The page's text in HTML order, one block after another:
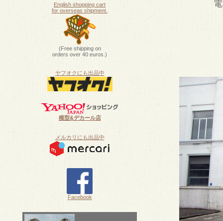
English shopping cart
for overseas shipment.
(Free shipping on
orders over 40 euros.)
ヤフオクにも出品中
模型&デカール店
メルカリにも出品中
Facebook